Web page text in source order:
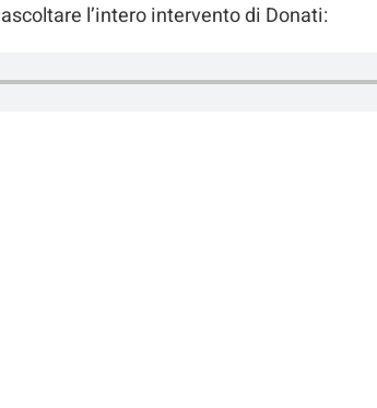
l’intero intervento di Donati: